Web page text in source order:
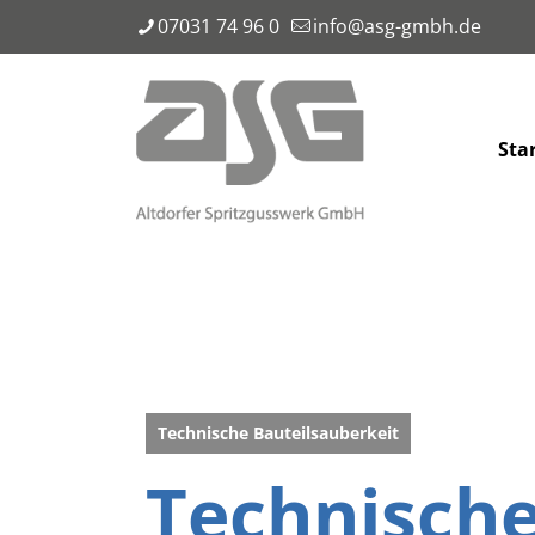
07031 74 96 0 info@asg-gmbh.de
Technische Bauteilsauberkeit